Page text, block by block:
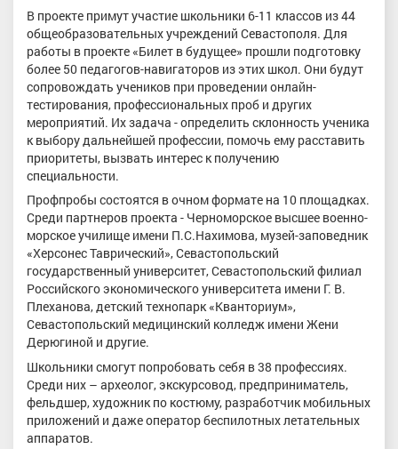
В проекте примут участие школьники 6-11 классов из 44
общеобразовательных учреждений Севастополя. Для
работы в проекте «Билет в будущее» прошли подготовку
более 50 педагогов-навигаторов из этих школ. Они будут
сопровождать учеников при проведении онлайн-
тестирования, профессиональных проб и других
мероприятий. Их задача - определить склонность ученика
к выбору дальнейшей профессии, помочь ему расставить
приоритеты, вызвать интерес к получению
специальности.
Профпробы состоятся в очном формате на 10 площадках.
Среди партнеров проекта - Черноморское высшее военно-
морское училище имени П.С.Нахимова, музей-заповедник
«Херсонес Таврический», Севастопольский
государственный университет, Севастопольский филиал
Российского экономического университета имени Г. В.
Плеханова, детский технопарк «Кванториум»,
Севастопольский медицинский колледж имени Жени
Дерюгиной и другие.
Школьники смогут попробовать себя в 38 профессиях.
Среди них – археолог, экскурсовод, предприниматель,
фельдшер, художник по костюму, разработчик мобильных
приложений и даже оператор беспилотных летательных
аппаратов.